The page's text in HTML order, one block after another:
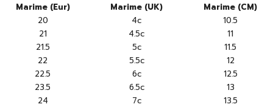
Marime (Eur) Marime (UK)
Marime (CM)
20
4c
10.5
21
4.5c
11
21.5
5c
11.5
22
5.5c
12
22.5
6c
12.5
23.5
6.5c
13
24
7c
13.5